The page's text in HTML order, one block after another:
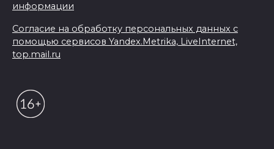
информации
Согласие на обработку персональных данных с
помощью сервисов Yandex.Metrika, LiveInternet,
top.mail.ru